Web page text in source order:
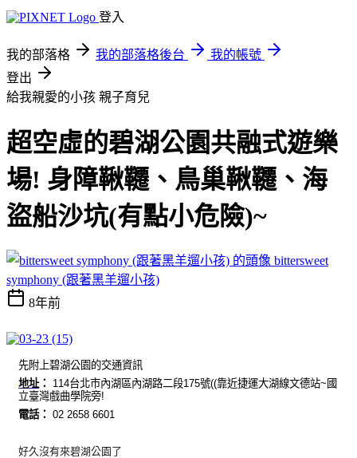
登入
我的部落格 我的部落格後台
我的帳號
登出
給我親愛的小孩 親子育兒
超空虛的碧湖公園共融式遊樂
場! 身障鞦韆、鳥巢鞦韆、海
盜船沙坑(有點小危險)~
bittersweet
symphony (跟著黑羊遛小孩)
8年前
先附上碧湖公園的交通資訊
地址： 114台北市內湖區內湖路二段175號((靠近捷運大湖線文德站~國
立臺灣戲曲學院旁!
電話： 02 2658 6601
好久沒有來碧湖公園了